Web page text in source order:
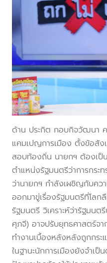
ด้าน ประกิต กอบกิจวัฒนา
แคมเปญการเมือง ตั้งข้อสัง
สอบท้องถิ่น นายกฯ ต้องเป็
ตำแหน่งรัฐมนตรีว่าการกร
ว่านายกฯ กำลังเผชิญกับค
ออกมาขู่เรื่องรัฐมนตรีที่โล
รัฐมนตรี วิเคราะห์ว่ารัฐมน
ศุภจี) อาจปรับยุทธศาสตร์จา
ทำงานเบื้องหลังหลังถูกกร
ในฐานะนักการเมืองยังจำเ